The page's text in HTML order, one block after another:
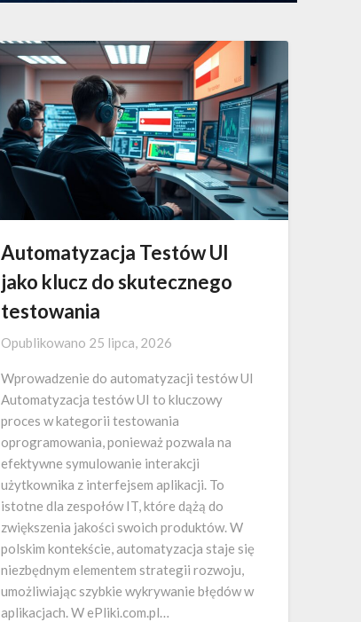
Automatyzacja Testów UI
jako klucz do skutecznego
testowania
Opublikowano 25 lipca, 2026
Wprowadzenie do automatyzacji testów UI
Automatyzacja testów UI to kluczowy
proces w kategorii testowania
oprogramowania, ponieważ pozwala na
efektywne symulowanie interakcji
użytkownika z interfejsem aplikacji. To
istotne dla zespołów IT, które dążą do
zwiększenia jakości swoich produktów. W
polskim kontekście, automatyzacja staje się
niezbędnym elementem strategii rozwoju,
umożliwiając szybkie wykrywanie błędów w
aplikacjach. W ePliki.com.pl…